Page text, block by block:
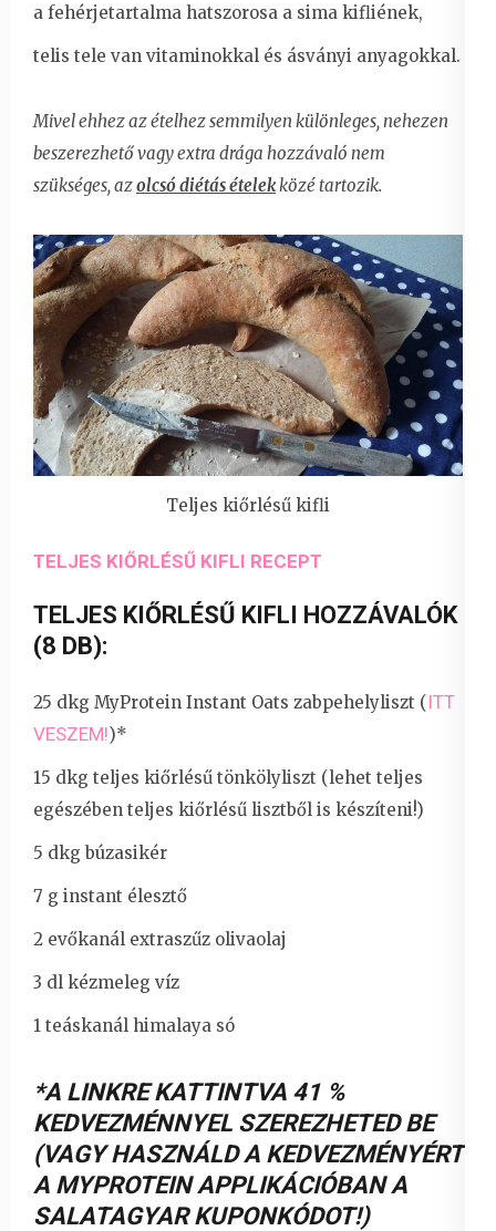
a fehérjetartalma hatszorosa a sima kifliének,
telis tele van vitaminokkal és ásványi anyagokkal.
Mivel ehhez az ételhez semmilyen különleges, nehezen
beszerezhető vagy extra drága hozzávaló nem
szükséges, azolcsó diétás ételekközé tartozik.
Teljes kiőrlésű kifli
TELJES KIŐRLÉSŰ KIFLI RECEPT
TELJES KIŐRLÉSŰ KIFLI HOZZÁVALÓK
(8 DB):
25 dkg MyProtein Instant Oats zabpehelyliszt (ITT
VESZEM!)*
15 dkg teljes kiőrlésű tönkölyliszt (lehet teljes
egészében teljes kiőrlésű lisztből is készíteni!)
5 dkg búzasikér
7 g instant élesztő
2 evőkanál extraszűz olivaolaj
3 dl kézmeleg víz
1 teáskanál himalaya só
*A LINKRE KATTINTVA 41 %
KEDVEZMÉNNYEL SZEREZHETED BE
(VAGY HASZNÁLD A KEDVEZMÉNYÉRT
A MYPROTEIN APPLIKÁCIÓBAN A
SALATAGYAR KUPONKÓDOT!)